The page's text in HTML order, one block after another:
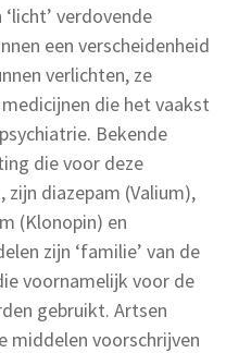
verdovende
een verscheidenheid
verlichten, ze
die het vaakst
Bekende
die voor deze
diazepam (Valium),
(Klonopin) en
zijn ‘familie’ van de
voornamelijk voor de
gebruikt. Artsen
middelen voorschrijven